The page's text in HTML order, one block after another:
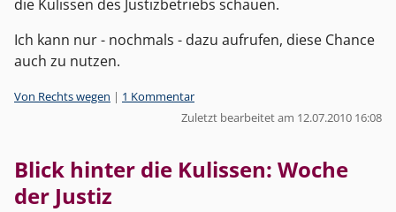
die Kulissen des Justizbetriebs schauen.
Ich kann nur - nochmals - dazu aufrufen, diese Chance
auch zu nutzen.
Kategorien:
Von Rechts wegen | 1 Kommentar
Zuletzt bearbeitet am 12.07.2010 16:08
Blick hinter die Kulissen: Woche
der Justiz